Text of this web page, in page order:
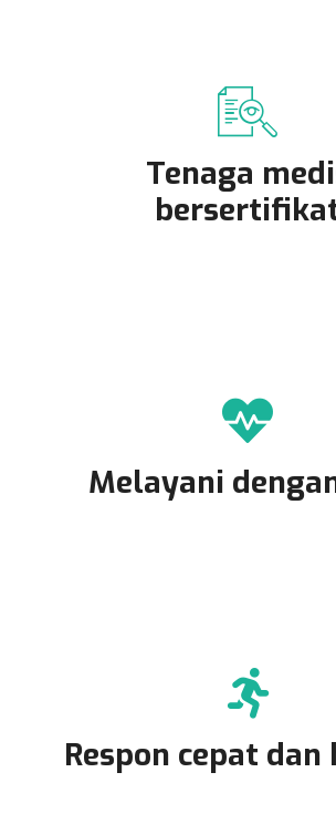
Tenaga
Melayani
Respon cepat dan